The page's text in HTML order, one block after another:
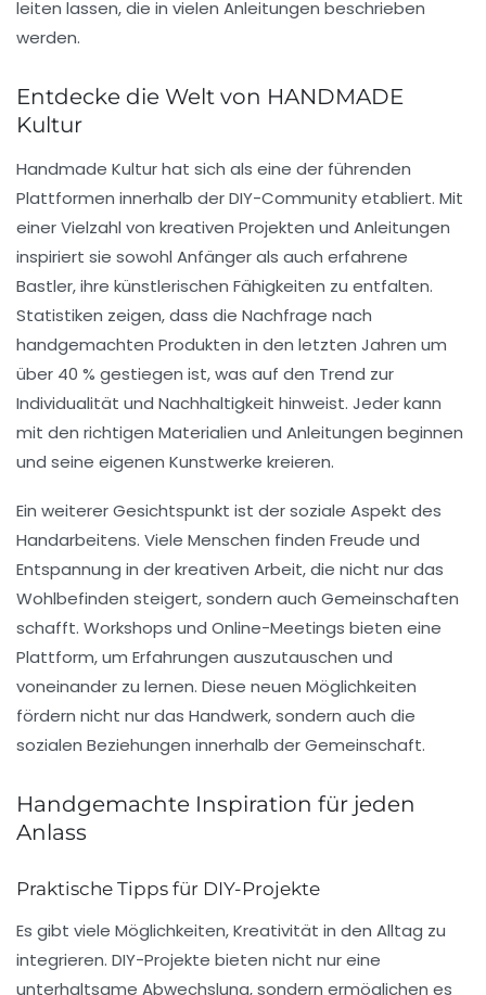
leiten lassen, die in vielen Anleitungen beschrieben
werden.
Entdecke die Welt von HANDMADE
Kultur
Handmade Kultur hat sich als eine der führenden
Plattformen innerhalb derDIY-Communityetabliert. Mit
einer Vielzahl von kreativen Projekten und Anleitungen
inspiriert sie sowohl Anfänger als auch erfahrene
Bastler, ihre künstlerischen Fähigkeiten zu entfalten.
Statistiken zeigen, dass die Nachfrage nach
handgemachten Produkten in den letzten Jahren um
über 40 % gestiegen ist, was auf den Trend zur
Individualität und Nachhaltigkeit hinweist. Jeder kann
mit den richtigen Materialien und Anleitungen beginnen
und seine eigenen Kunstwerke kreieren.
Ein weiterer Gesichtspunkt ist der soziale Aspekt des
Handarbeitens. Viele Menschen finden Freude und
Entspannung in der kreativen Arbeit, die nicht nur das
Wohlbefinden steigert, sondern auch Gemeinschaften
schafft. Workshops und Online-Meetings bieten eine
Plattform, um Erfahrungen auszutauschen und
voneinander zu lernen. Diese neuen Möglichkeiten
fördern nicht nur das Handwerk, sondern auch die
sozialen Beziehungen innerhalb der Gemeinschaft.
Handgemachte Inspiration für jeden
Anlass
Praktische Tipps für DIY-Projekte
Es gibt viele Möglichkeiten, Kreativität in den Alltag zu
integrieren. DIY-Projekte bieten nicht nur eine
unterhaltsame Abwechslung, sondern ermöglichen es